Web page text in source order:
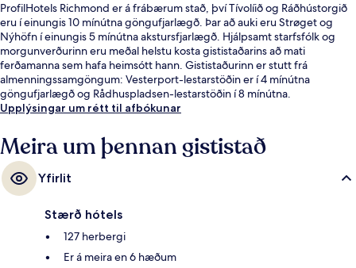
ProfilHotels Richmond er á frábærum stað, því Tívolíið og Ráðhústorgið
eru í einungis 10 mínútna göngufjarlægð. Þar að auki eru Strøget og
Nýhöfn í einungis 5 mínútna akstursfjarlægð. Hjálpsamt starfsfólk og
morgunverðurinn eru meðal helstu kosta gististaðarins að mati
ferðamanna sem hafa heimsótt hann. Gististaðurinn er stutt frá
almenningssamgöngum: Vesterport-lestarstöðin er í 4 mínútna
göngufjarlægð og Rådhuspladsen-lestarstöðin í 8 mínútna.
Upplýsingar um rétt til afbókunar
Meira um þennan gististað
Yfirlit
Stærð hótels
127 herbergi
Er á meira en 6 hæðum